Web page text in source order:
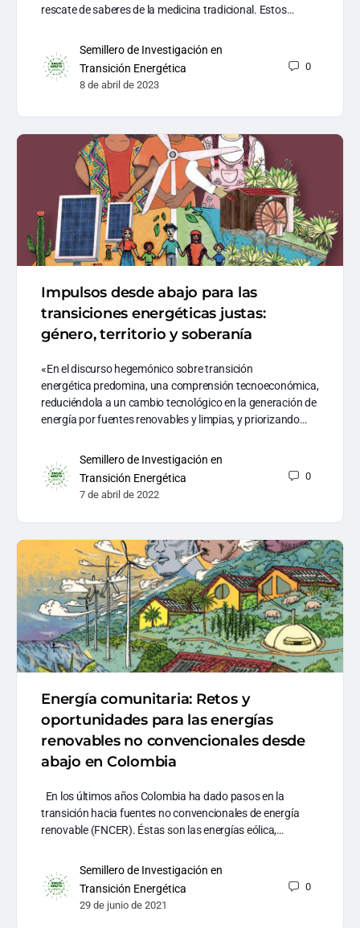
rescate de saberes de la medicina tradicional. Estos…
Semillero de Investigación en
Transición Energética
8 de abril de 2023
0
Impulsos desde abajo para las
transiciones energéticas justas:
género, territorio y soberanía
«En el discurso hegemónico sobre transición
energética predomina, una comprensión tecnoeconómica,
reduciéndola a un cambio tecnológico en la generación de
energía por fuentes renovables y limpias, y priorizando…
Semillero de Investigación en
Transición Energética
7 de abril de 2022
0
Energía comunitaria: Retos y
oportunidades para las energías
renovables no convencionales desde
abajo en Colombia
En los últimos años Colombia ha dado pasos en la
transición hacia fuentes no convencionales de energía
renovable (FNCER). Éstas son las energías eólica,…
Semillero de Investigación en
Transición Energética
29 de junio de 2021
0